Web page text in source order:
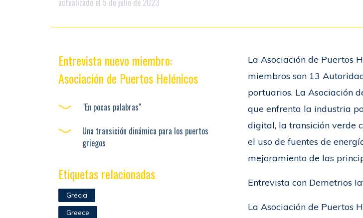
La Asociación de Puertos
miembros son 13
portuarios. La Asociación
que enfrenta la industria
digital, la transición verde
el uso de fuentes de
mejoramiento de las
Entrevista con Demetrios
La Asociación de Puertos
Entrevista nuevo miembro:
Asociación de Puertos Helénicos
"En pocas palabras"
Una transición dinámica para los puertos
griegos
Etiquetas relacionadas
Grecia
Greece